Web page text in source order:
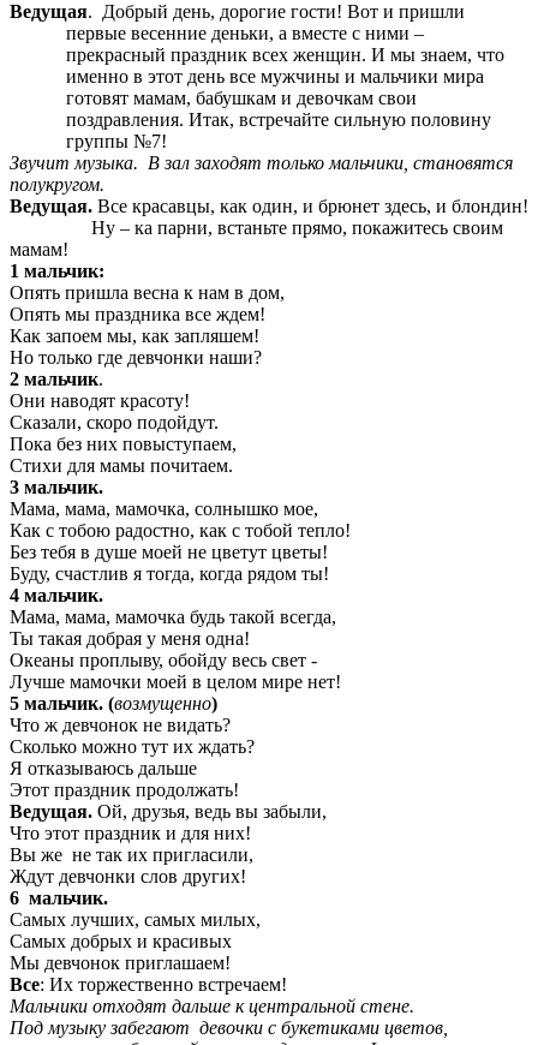
Ведущая. Добрый день, дорогие гости! Вот и пришли
первые весенние деньки, а вместе с ними –
прекрасный праздник всех женщин. И мы знаем, что
именно в этот день все мужчины и мальчики мира
готовят мамам, бабушкам и девочкам свои
поздравления. Итак, встречайте сильную половину
группы №7!
Звучит музыка. В зал заходят только мальчики, становятся
полукругом.
Ведущая. Все красавцы, как один, и брюнет здесь, и блондин!
Ну – ка парни, встаньте прямо, покажитесь своим
мамам!
1 мальчик:
Опять пришла весна к нам в дом,
Опять мы праздника все ждем!
Как запоем мы, как запляшем!
Но только где девчонки наши?
2 мальчик.
Они наводят красоту!
Сказали, скоро подойдут.
Пока без них повыступаем,
Стихи для мамы почитаем.
3 мальчик.
Мама, мама, мамочка, солнышко мое,
Как с тобою радостно, как с тобой тепло!
Без тебя в душе моей не цветут цветы!
Буду, счастлив я тогда, когда рядом ты!
4 мальчик.
Мама, мама, мамочка будь такой всегда,
Ты такая добрая у меня одна!
Океаны проплыву, обойду весь свет -
Лучше мамочки моей в целом мире нет!
5 мальчик. (возмущенно)
Что ж девчонок не видать?
Сколько можно тут их ждать?
Я отказываюсь дальше
Этот праздник продолжать!
Ведущая. Ой, друзья, ведь вы забыли,
Что этот праздник и для них!
Вы же не так их пригласили,
Ждут девчонки слов других!
6 мальчик.
Самых лучших, самых милых,
Самых добрых и красивых
Мы девчонок приглашаем!
Все: Их торжественно встречаем!
Мальчики отходят дальше к центральной стене.
Под музыку забегают девочки с букетиками цветов,